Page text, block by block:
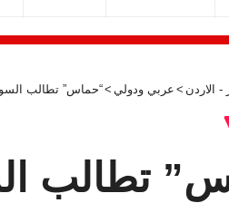
- الاردن > عربي ودولي >“حماس” تطالب
تطالب